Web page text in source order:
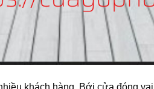
khách hàng. Bới cửa đóng